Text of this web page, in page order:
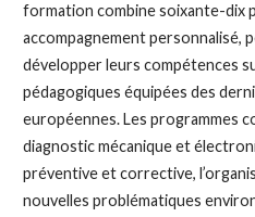
formation combine soixante-dix
accompagnement personnalisé,
développer leurs compétences
pédagogiques équipées des
européennes. Les programmes
diagnostic mécanique et
préventive et corrective,
nouvelles problématiques